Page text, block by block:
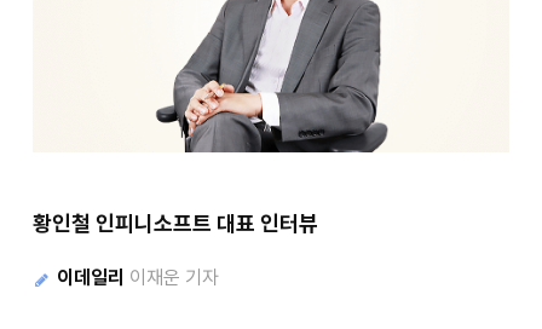
황인철 인피니소프트 대표 인터뷰
이데일리 이재운 기자